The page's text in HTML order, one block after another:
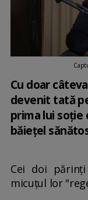
Cu doar
devenit tată
prima lui soție
băiețel
Cei doi
micuțul lor